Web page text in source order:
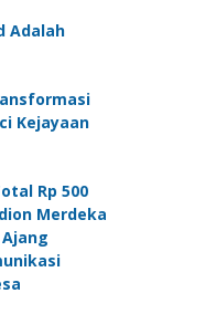
Adalah
Kejayaan
Rp 500
Merdeka